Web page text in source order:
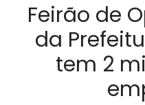
Feirão de
da
tem 2